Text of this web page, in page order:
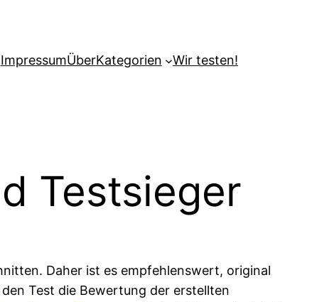
ImpressumÜberKategorien Wir testen!
Testsieger
Daher ist es empfehlenswert, original
Test die Bewertung der erstellten